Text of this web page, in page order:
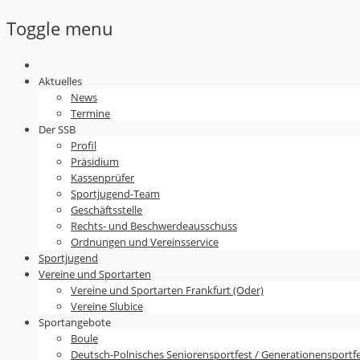
Toggle menu
Skip
Aktuelles
News
Termine
Der SSB
Profil
Präsidium
Kassenprüfer
Sportjugend-Team
Geschäftsstelle
Rechts- und Beschwerdeausschuss
Ordnungen und Vereinsservice
Sportjugend
Vereine und Sportarten
Vereine und Sportarten Frankfurt (Oder)
Vereine Slubice
Sportangebote
Boule
Deutsch-Polnisches Seniorensportfest /